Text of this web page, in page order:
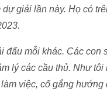
dự giải lần này. Họ có
đấu mỗi khác. Các con
lý các cầu thủ. Như
việc, cố gắng hướng